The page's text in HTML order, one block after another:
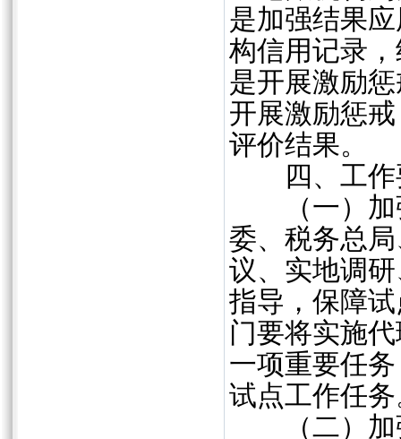
是加强结果
构信用记录
是开展激励
开展激励惩
评价结果。
四、工作
（一）加
委、税务总
议、实地调
指导，保障
门要将实施
一项重要任
试点工作任
（二）加强